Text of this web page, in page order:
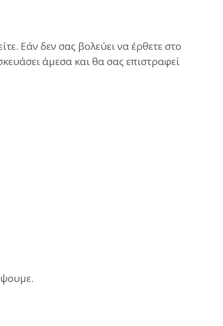
Εάν δεν σας βολεύει να έρθετε στο
άμεσα και θα σας επιστραφεί